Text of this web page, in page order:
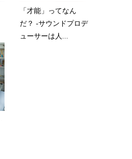
「才能」ってなん
だ？ -サウンドプロデ
ューサーは人...